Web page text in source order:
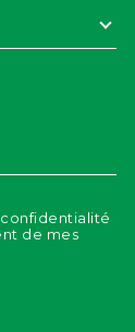
de mes